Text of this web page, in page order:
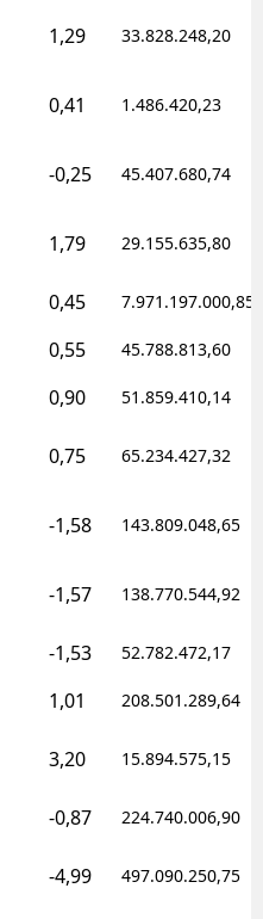
Kırşehir
Kütahya
Kahramanmaraş
Nevşehir
Niğde
Ordu
Rize
1,29 33.828.248,20
0,41 1.486.420,23
-0,25 45.407.680,74
1,79 29.155.635,80
0,45 7.971.197.000,85
0,55 45.788.813,60
0,90 51.859.410,14
0,75 65.234.427,32
-1,58 143.809.048,65
-1,57 138.770.544,92
-1,53 52.782.472,17
1,01 208.501.289,64
3,20 15.894.575,15
-0,87 224.740.006,90
-4,99 497.090.250,75